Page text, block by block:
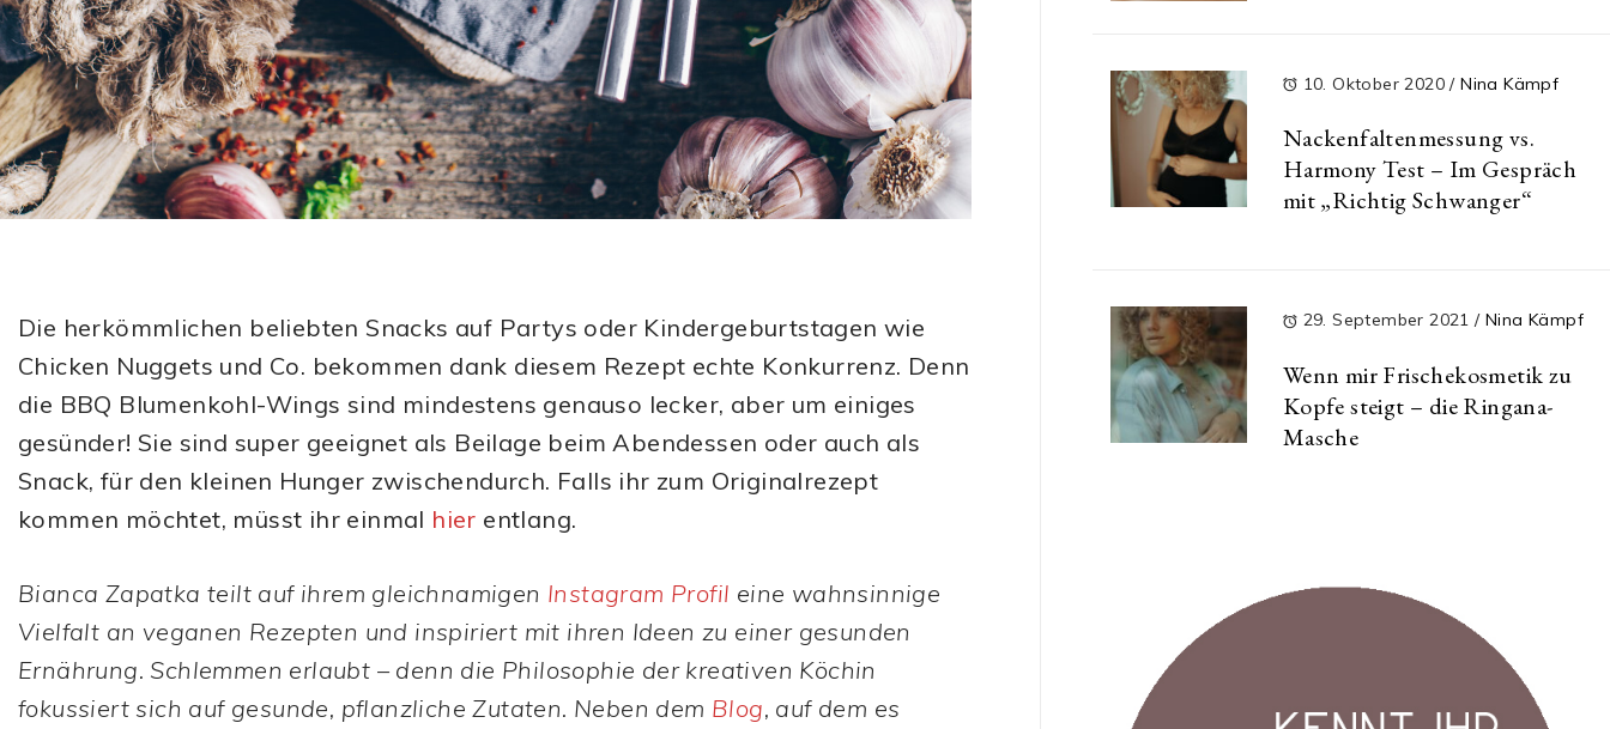
Die herkömmlichen beliebten Snacks auf Partys oder Kindergeburtstagen wie
Chicken Nuggets und Co. bekommen dank diesem Rezept echte Konkurrenz. Denn
die BBQ Blumenkohl-Wings sind mindestens genauso lecker, aber um einiges
gesünder! Sie sind super geeignet als Beilage beim Abendessen oder auch als
Snack, für den kleinen Hunger zwischendurch. Falls ihr zum Originalrezept
kommen möchtet, müsst ihr einmal hier entlang.
Bianca Zapatka teilt auf ihrem gleichnamigen Instagram Profil eine wahnsinnige
Vielfalt an veganen Rezepten und inspiriert mit ihren Ideen zu einer gesunden
Ernährung. Schlemmen erlaubt – denn die Philosophie der kreativen Köchin
fokussiert sich auf gesunde, pflanzliche Zutaten. Neben dem Blog, auf dem es
10. Oktober 2020/ Nina Kämpf
Nackenfaltenmessung vs.
Harmony Test – Im Gespräch
mit „Richtig Schwanger“
29. September 2021/ Nina Kämpf
Wenn mir Frischekosmetik zu
Kopfe steigt – die Ringana-
Masche